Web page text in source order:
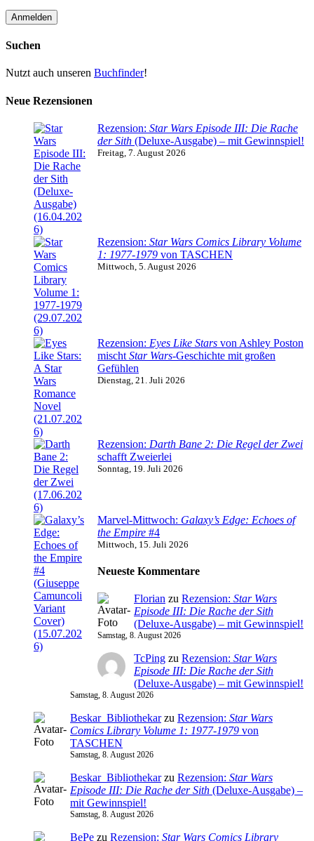
Suchen
Nutzt auch unseren Buchfinder!
Neue Rezensionen
Rezension: Star Wars Episode III: Die Rache
der Sith (Deluxe-Ausgabe) – mit Gewinnspiel!
Freitag, 7. August 2026
Rezension: Star Wars Comics Library Volume
1: 1977-1979 von TASCHEN
Mittwoch, 5. August 2026
Rezension: Eyes Like Stars von Ashley Poston
mischt Star Wars-Geschichte mit großen
Gefühlen
Dienstag, 21. Juli 2026
Rezension: Darth Bane 2: Die Regel der Zwei
schafft Zweierlei
Sonntag, 19. Juli 2026
Marvel-Mittwoch: Galaxy’s Edge: Echoes of
the Empire #4
Mittwoch, 15. Juli 2026
Neueste Kommentare
Florian zu Rezension: Star Wars
Episode III: Die Rache der Sith
(Deluxe-Ausgabe) – mit Gewinnspiel!
Samstag, 8. August 2026
TcPing zu Rezension: Star Wars
Episode III: Die Rache der Sith
(Deluxe-Ausgabe) – mit Gewinnspiel!
Samstag, 8. August 2026
Beskar_Bibliothekarzu Rezension: Star Wars
Comics Library Volume 1: 1977-1979 von
TASCHEN
Samstag, 8. August 2026
Beskar_Bibliothekarzu Rezension: Star Wars
Episode III: Die Rache der Sith (Deluxe-Ausgabe) –
mit Gewinnspiel!
Samstag, 8. August 2026
BePe zu Rezension: Star Wars Comics Library